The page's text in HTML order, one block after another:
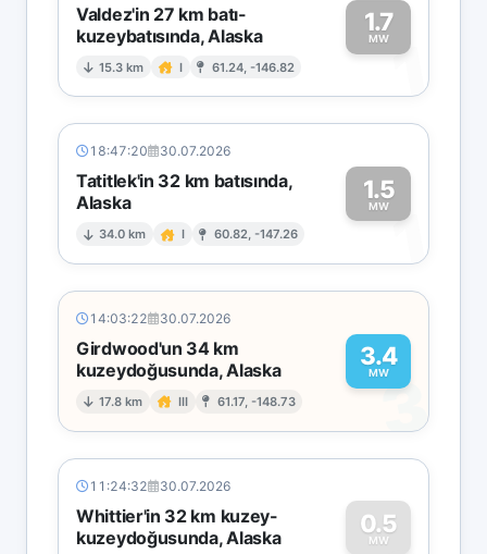
Valdez'in 27 km batı-
kuzeybatısında, Alaska
15.3 km I 61.24, -146.82
1.7
MW1
18:47:20 30.07.2026
Tatitlek'in 32 km batısında,
Alaska
34.0 km I 60.82, -147.26
1.5
MW1
14:03:22 30.07.2026
Girdwood'un 34 km
kuzeydoğusunda, Alaska
17.8 km III 61.17, -148.73
3.4
MW
3
11:24:32 30.07.2026
Whittier'in 32 km kuzey-
kuzeydoğusunda, Alaska
0.5
MW